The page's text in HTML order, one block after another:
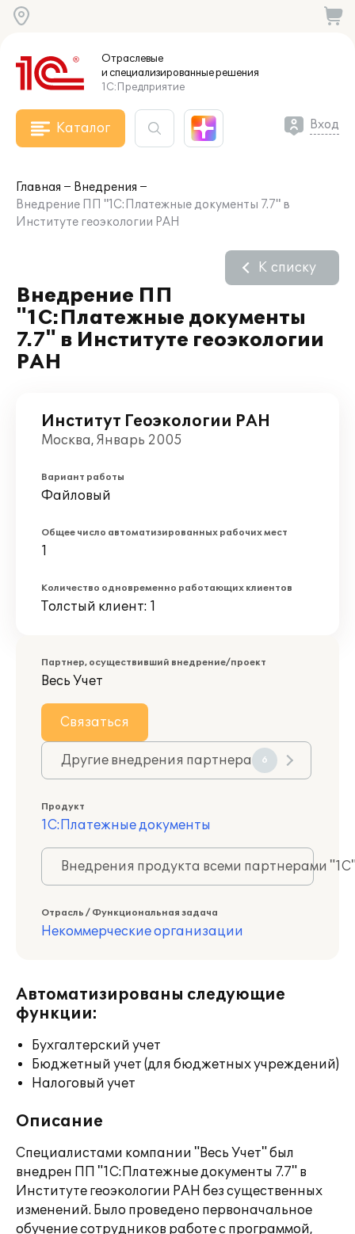
Отраслевые
и специализированныерешения
1С:Предприятие
Каталог Вход
Главная
Внедрения
Внедрение ПП "1С:Платежные документы 7.7" в
Институте геоэкологии РАН
Внедрение ПП
"1С:Платежные документы
7.7" в Институте геоэкологии
РАН
К списку
Институт Геоэкологии РАН
Москва, Январь 2005
Вариант работы
Файловый
Общее число автоматизированных рабочих мест
1
Количество одновременно работающих клиентов
Толстый клиент: 1
Партнер, осуществивший внедрение/проект
Весь Учет
Связаться
Другие внедрения партнера 6
Продукт
1С:Платежные документы
Внедрения продукта всеми партнерами
Отрасль / Функциональная задача
Некоммерческие организации
Автоматизированы следующие
функции:
Бухгалтерский учет
Бюджетный учет (для бюджетных учреждений)
Налоговый учет
Описание
Специалистами компании "Весь Учет" был
внедрен ПП "1С:Платежные документы 7.7" в
Институте геоэкологии РАН без существенных
изменений. Было проведено первоначальное
обучение сотрудников работе с программой,